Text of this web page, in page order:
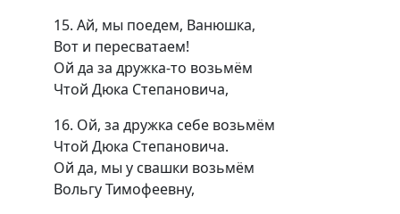
15. Ай, мы поедем, Ванюшка,
Вот и пересватаем!
Ой да за дружка-то возьмём
Чтой Дюка Степановича,
16. Ой, за дружка себе возьмём
Чтой Дюка Степановича.
Ой да, мы у свашки возьмём
Вольгу Тимофеевну,